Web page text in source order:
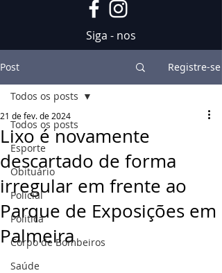
Siga - nos
Post Registre-se
Todos os posts
Esporte
Obituário
Policial
Politica
Corpo de Bombeiros
Saúde
Todos os posts
Lixo é novamente
descartado de forma
irregular em frente ao
Parque de Exposições em
Palmeira
21 de fev. de 2024